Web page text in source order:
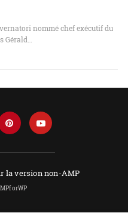
nommé chef exécutif du
la version non-AMP